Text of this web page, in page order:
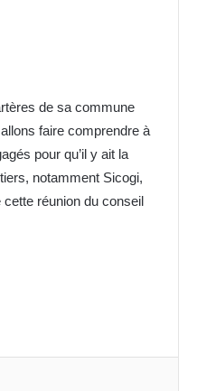
de sa commune
faire comprendre à
pour qu’il y ait la
notamment Sicogi,
réunion du conseil